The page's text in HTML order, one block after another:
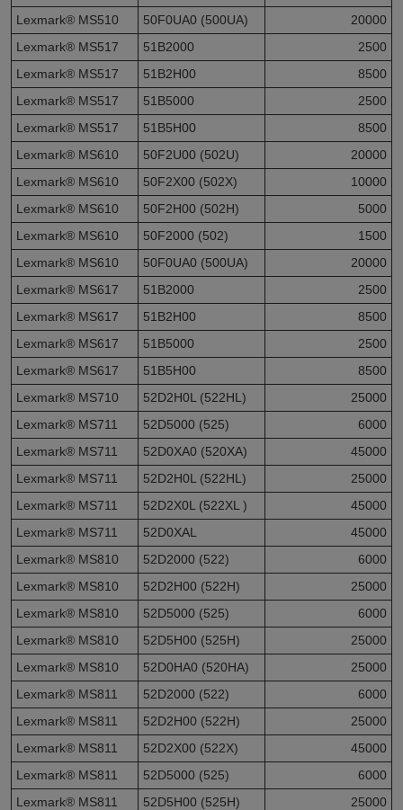
Lexmark® MS510 50F0UA0 (500UA)
20000
Lexmark® MS517
51B2000
2500
Lexmark® MS517
51B2H00
8500
Lexmark® MS517
51B5000
2500
Lexmark® MS517
51B5H00
8500
Lexmark® MS610
50F2U00 (502U)
20000
Lexmark® MS610
50F2X00 (502X)
10000
Lexmark® MS610
50F2H00 (502H)
5000
Lexmark® MS610
50F2000 (502)
1500
Lexmark® MS610
50F0UA0 (500UA)
20000
Lexmark® MS617
51B2000
2500
Lexmark® MS617
51B2H00
8500
Lexmark® MS617
51B5000
2500
Lexmark® MS617
51B5H00
8500
Lexmark® MS710
52D2H0L (522HL)
25000
Lexmark® MS711
52D5000 (525)
6000
Lexmark® MS711
52D0XA0 (520XA)
45000
Lexmark® MS711
52D2H0L (522HL)
25000
Lexmark® MS711
52D2X0L (522XL )
45000
Lexmark® MS711
52D0XAL
45000
Lexmark® MS810
52D2000 (522)
6000
Lexmark® MS810
52D2H00 (522H)
25000
Lexmark® MS810
52D5000 (525)
6000
Lexmark® MS810
52D5H00 (525H)
25000
Lexmark® MS810
52D0HA0 (520HA)
25000
Lexmark® MS811
52D2000 (522)
6000
Lexmark® MS811
52D2H00 (522H)
25000
Lexmark® MS811
52D2X00 (522X)
45000
Lexmark® MS811
52D5000 (525)
6000
Lexmark® MS811
52D5H00 (525H)
25000